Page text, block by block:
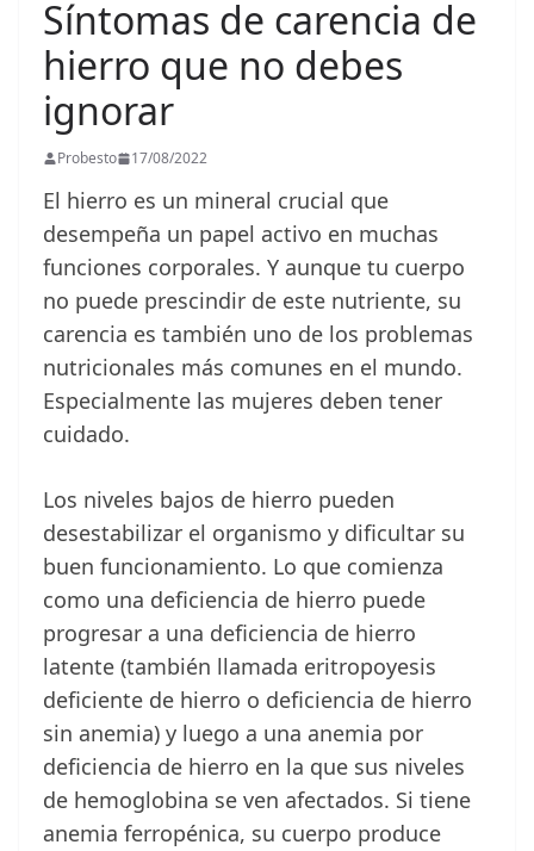
Síntomas de carencia de
hierro que no debes
ignorar
Probesto 17/08/2022
El hierro es un mineral crucial que
desempeña un papel activo en muchas
funciones corporales. Y aunque tu cuerpo
no puede prescindir de este nutriente, su
carencia es también uno de los problemas
nutricionales más comunes en el mundo.
Especialmente las mujeres deben tener
cuidado.
Los niveles bajos de hierro pueden
desestabilizar el organismo y dificultar su
buen funcionamiento. Lo que comienza
como una deficiencia de hierro puede
progresar a una deficiencia de hierro
latente (también llamada eritropoyesis
deficiente de hierro o deficiencia de hierro
sin anemia) y luego a una anemia por
deficiencia de hierro en la que sus niveles
de hemoglobina se ven afectados. Si tiene
anemia ferropénica, su cuerpo produce